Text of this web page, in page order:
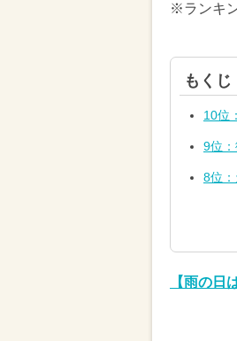
※ランキ
もくじ
10位
9位
8位
【雨の日